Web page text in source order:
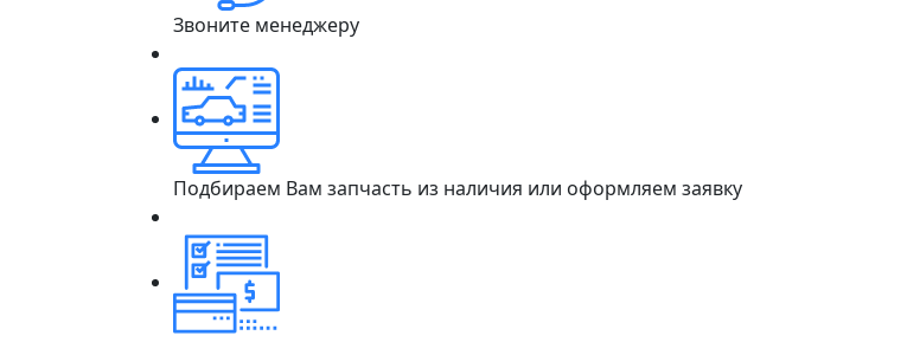
Звоните менеджеру
Подбираем Вам запчасть из наличия или оформляем заявку